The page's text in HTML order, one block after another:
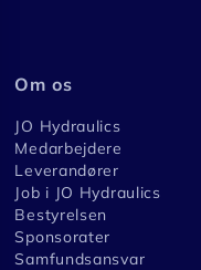
Om os
JO Hydraulics
Medarbejdere
Leverandører
Job i JO Hydraulics
Bestyrelsen
Sponsorater
Samfundsansvar